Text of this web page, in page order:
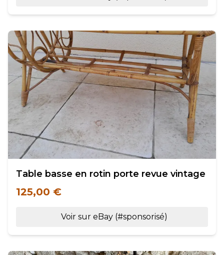
Table basse en rotin porte revue vintage
125,00 €
Voir sur eBay (#sponsorisé)